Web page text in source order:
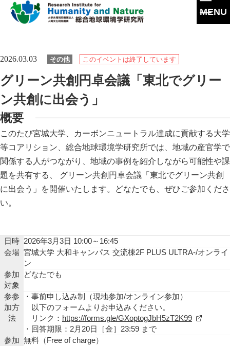
ス
ッ
プ
MENU
研究所概要
所長挨拶
理念・達成目標
運営体制・方針
社会連携
沿革
情報公開
研究活動
研究体制・研究の流れ
スタッフ一覧
過去の研究
研究成果一覧
最新論文
共同利用
共同利用
実験施設
大学院教育
イベント
お問い合わせ
サ
イ
ト
検
English
2026.03.03 その他 このイベントは終了しています
グリーン共創円卓会議「東北でグリー
ン共創に出会う」
概要
このたび宮城大学、カーボンニュートラル達成に貢献する大学
等コアリション、総合地球環境学研究所では、地域の産官学で
関係する人がつながり、地域の事例を紹介しながら可能性や課
題を共有する、 グリーン共創円卓会議「東北でグリーン共創
に出会う」を開催いたします。どなたでも、ぜひご参加くださ
い。
日時 2026年3月3日 10:00～16:45
会場 宮城大学 大和キャンパス 交流棟2F PLUS ULTRA-/オンライ
ン
参加
対象
どなたでも
参参
加方
法
・事前申し込み制（現地参加/オンライン参加）
以下のフォームよりお申込みください。
リンク： https://forms.gle/GXoptogJbH5zT2K99
・回答期限：2月20日［金］23:59 まで
参加 無料（Free of charge）